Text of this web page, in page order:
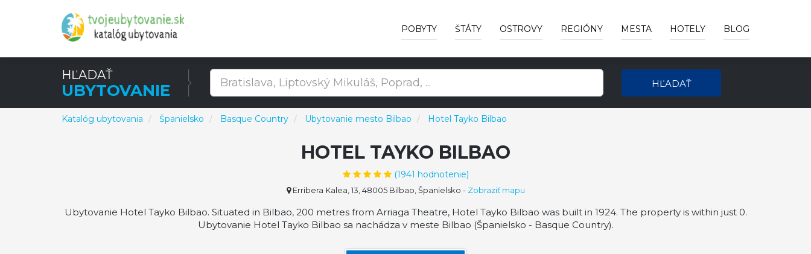
POBYTY ŠTÁTY OSTROVY REGIÓNY MESTA HOTELY BLOG
HĽADAŤ
UBYTOVANIE HĽADAŤ
Katalóg ubytovania Španielsko Basque Country Ubytovanie mesto Bilbao Hotel Tayko Bilbao
HOTEL TAYKO BILBAO
(1941 hodnotenie)
Erribera Kalea, 13, 48005 Bilbao, Španielsko - Zobraziť mapu
Ubytovanie Hotel Tayko Bilbao. Situated in Bilbao, 200 metres from Arriaga Theatre, Hotel Tayko Bilbao was built in 1924. The property is within just 0.
Ubytovanie Hotel Tayko Bilbao sa nachádza v meste Bilbao (Španielsko - Basque Country).